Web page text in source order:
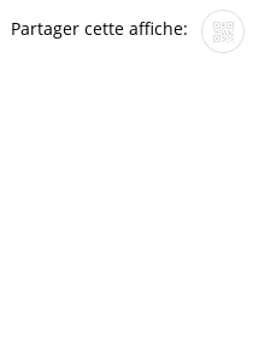
Partager cette affiche: